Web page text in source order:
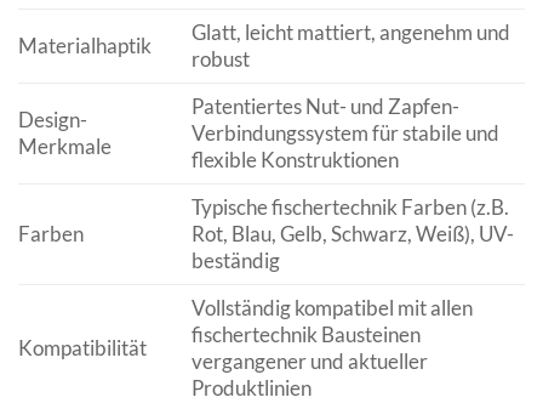
Materialhaptik
Glatt, leicht mattiert, angenehm und
robust
Design-
Merkmale
Patentiertes Nut- und Zapfen-
Verbindungssystem für stabile und
flexible Konstruktionen
Farben
Typische fischertechnik Farben (z.B.
Rot, Blau, Gelb, Schwarz, Weiß), UV-
beständig
Kompatibilität
Vollständig kompatibel mit allen
fischertechnik Bausteinen
vergangener und aktueller
Produktlinien